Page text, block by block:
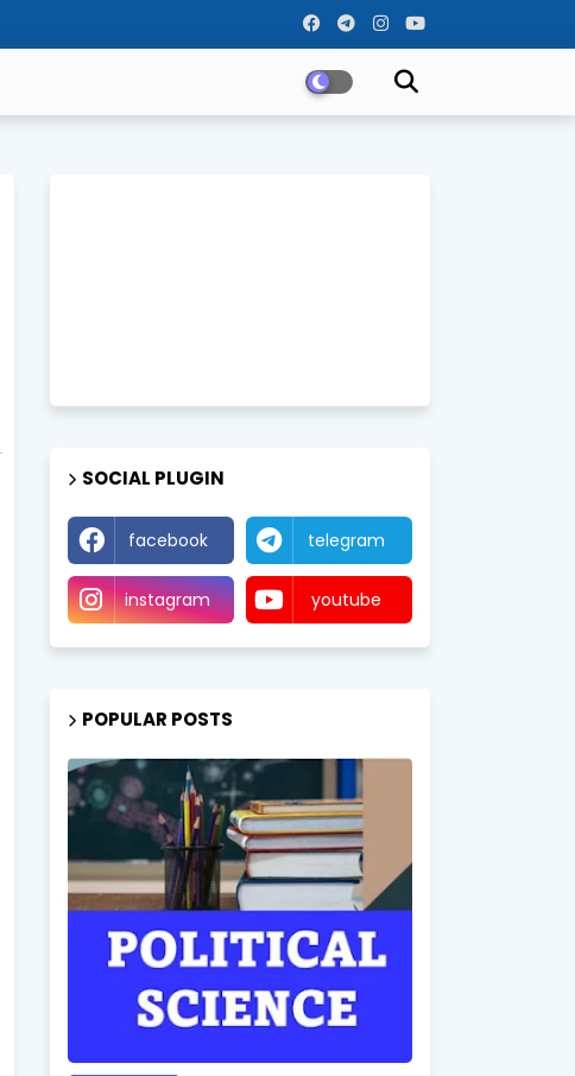
SOCIAL PLUGIN
facebook telegram
instagram youtube
POPULAR POSTS